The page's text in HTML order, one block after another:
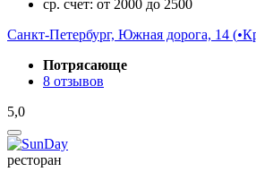
ср. счет: от 2000 до 2500
Санкт-Петербург, Южная дорога, 14 (•
Потрясающе
8 отзывов
5,0
ресторан